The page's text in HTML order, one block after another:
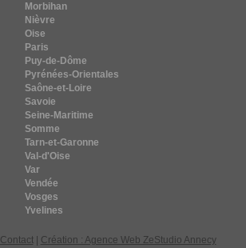
Morbihan
Nièvre
Oise
Paris
Puy-de-Dôme
Pyrénées-Orientales
Saône-et-Loire
Savoie
Seine-Maritime
Somme
Tarn-et-Garonne
Val-d'Oise
Var
Vendée
Vosges
Yvelines
Contact| Création : Agence Web ZeStudio Annecy